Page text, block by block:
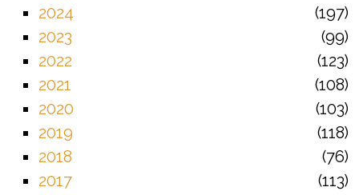
2024
197
2023
99
2022
123
2021
108
2020
103
2019
118
2018
76
2017
113